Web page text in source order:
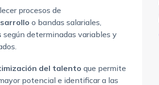
procesos de
o bandas salariales,
según determinadas variables y
del talento que permite
potencial e identificar a las